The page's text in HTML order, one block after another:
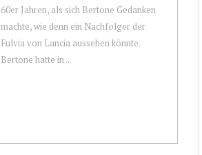
60er Jahren, als sich Bertone Gedanken
machte, wie denn ein Nachfolger der
Fulvia von Lancia aussehen könnte.
Bertone hatte in ...